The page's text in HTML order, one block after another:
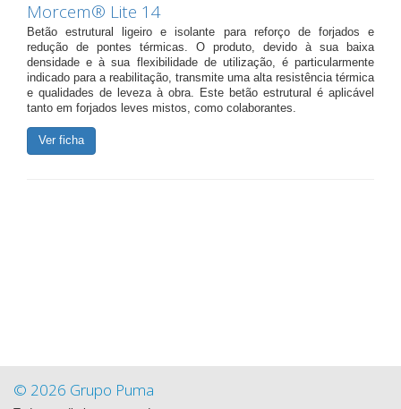
Morcem® Lite 14
Betão estrutural ligeiro e isolante para reforço de forjados e
redução de pontes térmicas. O produto, devido à sua baixa
densidade e à sua flexibilidade de utilização, é particularmente
indicado para a reabilitação, transmite uma alta resistência térmica
e qualidades de leveza à obra. Este betão estrutural é aplicável
tanto em forjados leves mistos, como colaborantes.
Ver ficha
© 2026 Grupo Puma